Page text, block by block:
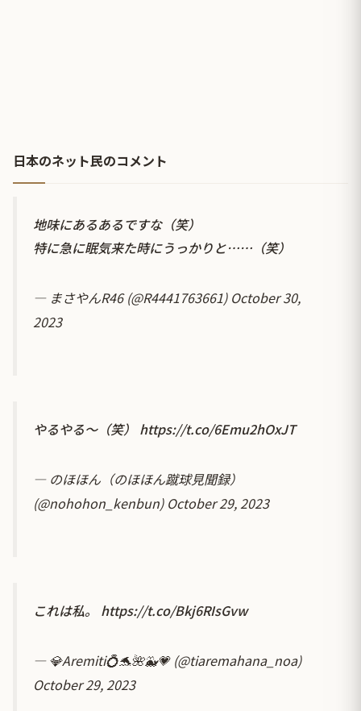
日本のネット民のコメント
地味にあるあるですな（笑）
特に急に眠気来た時にうっかりと……（笑）
— まさやんR46 (@R4441763661) October 30,
2023
やるやる〜（笑） https://t.co/6Emu2hOxJT
— のほほん（のほほん蹴球見聞録）
(@nohohon_kenbun) October 29, 2023
これは私。 https://t.co/Bkj6RIsGvw
— 💎Aremiti💍🐬🌺🐳💗 (@tiaremahana_noa)
October 29, 2023